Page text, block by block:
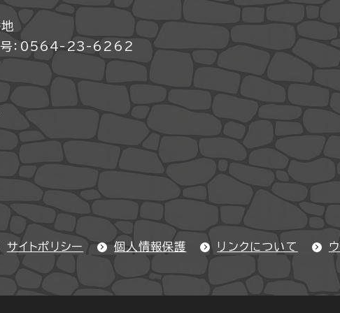
号：0564-23-6262
サイトポリシー 個人情報保護 リンクについて